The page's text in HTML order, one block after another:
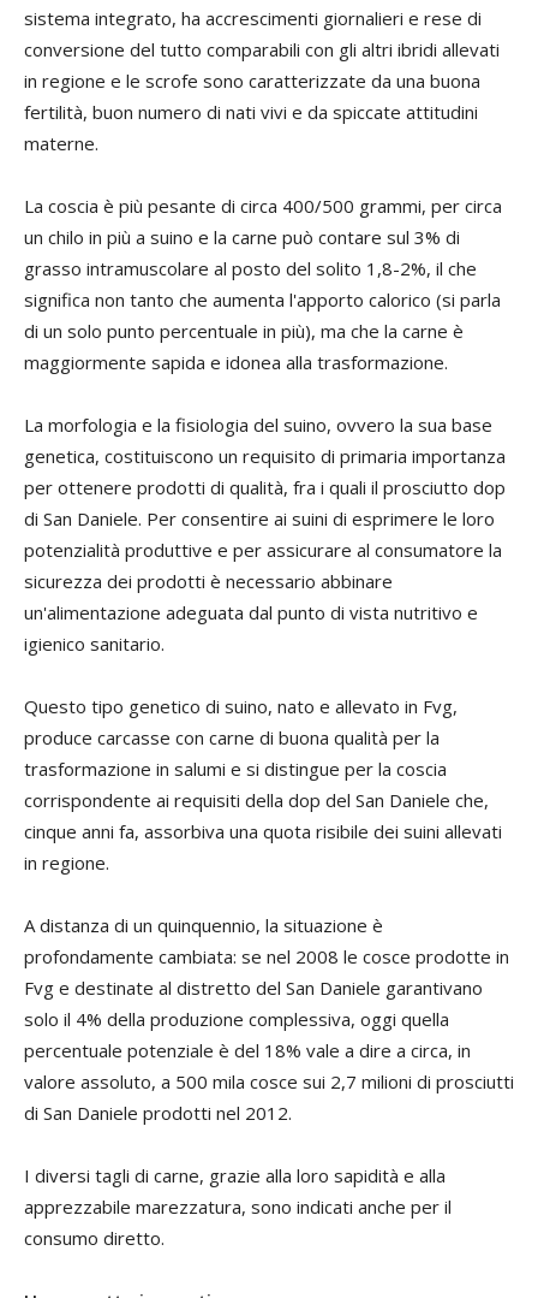
sistema integrato, ha accrescimenti giornalieri e rese di
conversione del tutto comparabili con gli altri ibridi allevati
in regione e le scrofe sono caratterizzate da una buona
fertilità, buon numero di nati vivi e da spiccate attitudini
materne.
La coscia è più pesante di circa 400/500 grammi, per circa
un chilo in più a suino e la carne può contare sul 3% di
grasso intramuscolare al posto del solito 1,8-2%, il che
significa non tanto che aumenta l'apporto calorico (si parla
di un solo punto percentuale in più), ma che la carne è
maggiormente sapida e idonea alla trasformazione.
La morfologia e la fisiologia del suino, ovvero la sua base
genetica, costituiscono un requisito di primaria importanza
per ottenere prodotti di qualità, fra i quali il prosciutto dop
di San Daniele. Per consentire ai suini di esprimere le loro
potenzialità produttive e per assicurare al consumatore la
sicurezza dei prodotti è necessario abbinare
un'alimentazione adeguata dal punto di vista nutritivo e
igienico sanitario.
Questo tipo genetico di suino, nato e allevato in Fvg,
produce carcasse con carne di buona qualità per la
trasformazione in salumi e si distingue per la coscia
corrispondente ai requisiti della dop del San Daniele che,
cinque anni fa, assorbiva una quota risibile dei suini allevati
in regione.
A distanza di un quinquennio, la situazione è
profondamente cambiata: se nel 2008 le cosce prodotte in
Fvg e destinate al distretto del San Daniele garantivano
solo il 4% della produzione complessiva, oggi quella
percentuale potenziale è del 18% vale a dire a circa, in
valore assoluto, a 500 mila cosce sui 2,7 milioni di prosciutti
di San Daniele prodotti nel 2012.
I diversi tagli di carne, grazie alla loro sapidità e alla
apprezzabile marezzatura, sono indicati anche per il
consumo diretto.